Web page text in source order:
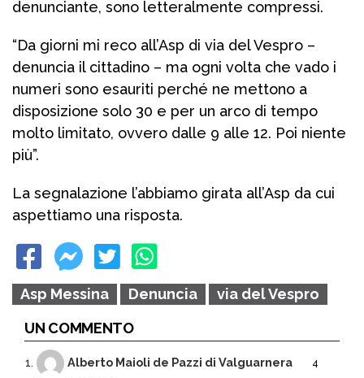
denunciante, sono letteralmente compressi.
“Da giorni mi reco all’Asp di via del Vespro –
denuncia il cittadino – ma ogni volta che vado i
numeri sono esauriti perché ne mettono a
disposizione solo 30 e per un arco di tempo
molto limitato, ovvero dalle 9 alle 12. Poi niente
più”.
La segnalazione l’abbiamo girata all’Asp da cui
aspettiamo una risposta.
Asp Messina Denuncia
via del Vespro
UN COMMENTO
Alberto Maioli de Pazzi di Valguarnera
4